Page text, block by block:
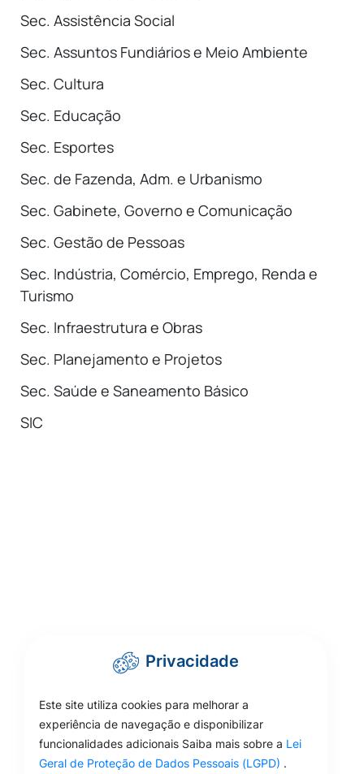
Sec. Assistência Social
Sec. Assuntos Fundiários e Meio Ambiente
Sec. Cultura
Sec. Educação
Sec. Esportes
Sec. de Fazenda, Adm. e Urbanismo
Sec. Gabinete, Governo e Comunicação
Sec. Gestão de Pessoas
Sec. Indústria, Comércio, Emprego, Renda e
Turismo
Sec. Infraestrutura e Obras
Sec. Planejamento e Projetos
Sec. Saúde e Saneamento Básico
SIC
Privacidade
Este site utiliza cookies para melhorar a
experiência de navegação e disponibilizar
funcionalidades adicionais Saiba mais sobre a Lei
Geral de Proteção de Dados Pessoais (LGPD) .